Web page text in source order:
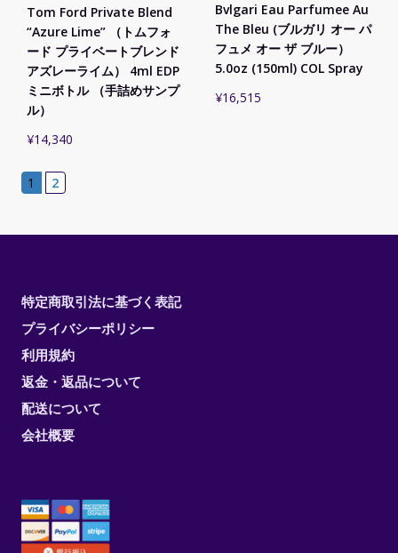
Tom Ford Private Blend
“Azure Lime” （トムフォ
ード プライベートブレンド
アズレーライム） 4ml EDP
ミニボトル （手詰めサンプ
ル）
¥14,340
Bvlgari Eau Parfumee Au
The Bleu (ブルガリ オー パ
フュメ オー ザ ブルー）
5.0oz (150ml) COL Spray
¥16,515
1 2
特定商取引法に基づく表記
プライバシーポリシー
利用規約
返金・返品について
配送について
会社概要